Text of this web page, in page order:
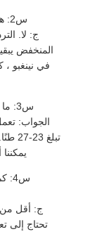
س2: هل تؤذي الطريقة الاهتزازية الهياكل القريبة؟
المنخفض
س3: ما هو الحجم الأفضل للحفر لنموذج FV-280R؟
ج: أقل من
تحتاج إلى